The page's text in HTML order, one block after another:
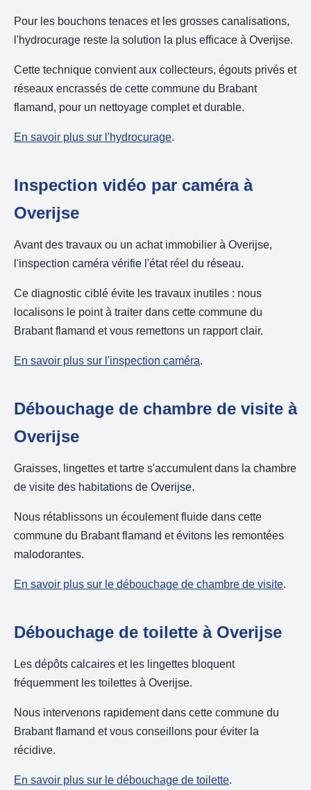
Pour les bouchons tenaces et les grosses canalisations,
l'hydrocurage reste la solution la plus efficace à Overijse.
Cette technique convient aux collecteurs, égouts privés et
réseaux encrassés de cette commune du Brabant
flamand, pour un nettoyage complet et durable.
En savoir plus sur l'hydrocurage.
Inspection vidéo par caméra à
Overijse
Avant des travaux ou un achat immobilier à Overijse,
l'inspection caméra vérifie l'état réel du réseau.
Ce diagnostic ciblé évite les travaux inutiles : nous
localisons le point à traiter dans cette commune du
Brabant flamand et vous remettons un rapport clair.
En savoir plus sur l'inspection caméra.
Débouchage de chambre de visite à
Overijse
Graisses, lingettes et tartre s'accumulent dans la chambre
de visite des habitations de Overijse.
Nous rétablissons un écoulement fluide dans cette
commune du Brabant flamand et évitons les remontées
malodorantes.
En savoir plus sur le débouchage de chambre de visite.
Débouchage de toilette à Overijse
Les dépôts calcaires et les lingettes bloquent
fréquemment les toilettes à Overijse.
Nous intervenons rapidement dans cette commune du
Brabant flamand et vous conseillons pour éviter la
récidive.
En savoir plus sur le débouchage de toilette.